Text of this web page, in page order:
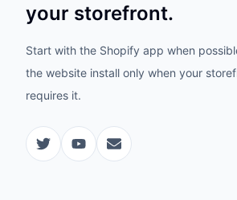
your storefront.
Start with the Shopify app when
the website install only when your
requires it.